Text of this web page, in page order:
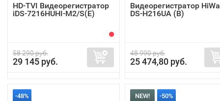
HD-TVI Видеорегистратор
iDS-7216HUHI-M2/S(E)
58 290 руб.
29 145 руб.
Видеорегистратор
DS-H216UA (B)
48 990 руб.
25 474,80 руб.
-48% NEW! -50%